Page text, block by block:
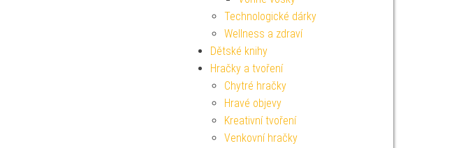
Technologické dárky
Wellness a zdraví
Dětské knihy
Hračky a tvoření
Chytré hračky
Hravé objevy
Kreativní tvoření
Venkovní hračky